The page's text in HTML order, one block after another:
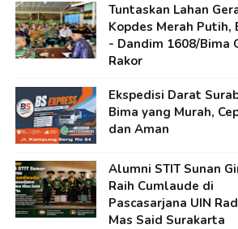
Tuntaskan Lahan
Kopdes Merah Putih,
- Dandim 1608/Bima
Rakor
Ekspedisi Darat
Bima yang Murah,
dan Aman
Alumni STIT Sunan
Raih Cumlaude di
Pascasarjana UIN
Mas Said Surakarta